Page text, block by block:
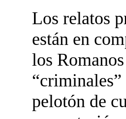
Los relatos
están en
los
“criminales”
pelotón de